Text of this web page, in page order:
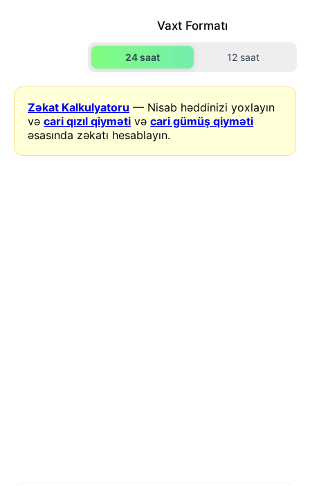
Vaxt Formatı
24 saat 12 saat
Zəkat Kalkulyatoru — Nisab həddinizi yoxlayın
vəcari qızıl qiyməti vəcari gümüş qiyməti
əsasında zəkatı hesablayın.